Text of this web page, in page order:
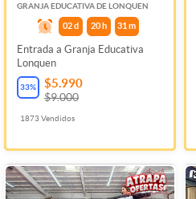
GRANJA EDUCATIVA DE LONQUEN
02 d 20 h 31 m
Entrada a Granja Educativa
Lonquen
33% $5.990
$9.000
1873Vendidos